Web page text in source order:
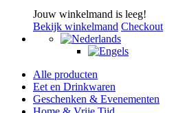
Jouw winkelmand is leeg!
Bekijk winkelmand Checkout
Alle producten
Eet en Drinkwaren
Geschenken & Evenementen